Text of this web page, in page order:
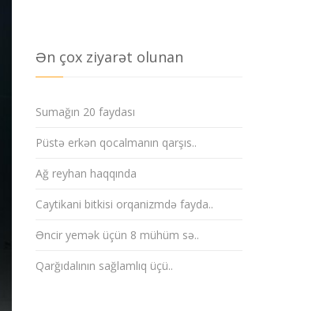
Ən çox ziyarət olunan
Sumağın 20 faydası
Püstə erkən qocalmanın qarşıs..
Ağ reyhan haqqında
Caytikani bitkisi orqanizmdə fayda..
Əncir yemək üçün 8 mühüm sə..
Qarğıdalının sağlamlıq üçü..